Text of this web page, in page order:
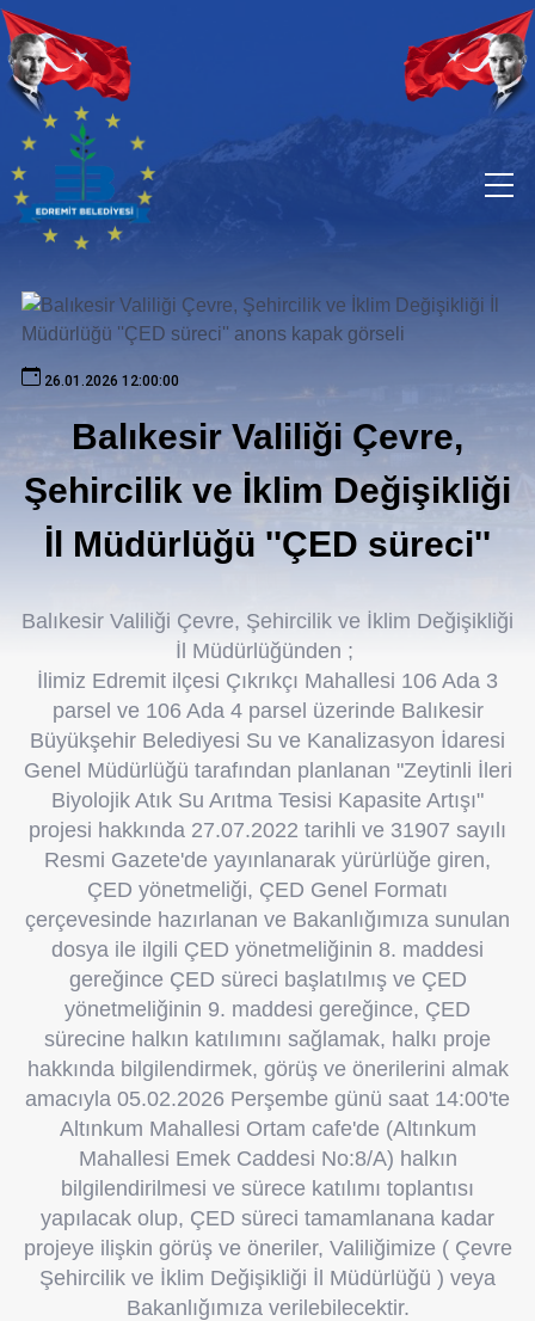
26.01.2026 12:00:00
Balıkesir Valiliği Çevre,
Şehircilik ve İklim Değişikliği
İl Müdürlüğü ''ÇED süreci''
Balıkesir Valiliği Çevre, Şehircilik ve İklim Değişikliği
İl Müdürlüğünden ;
İlimiz Edremit ilçesi Çıkrıkçı Mahallesi 106 Ada 3
parsel ve 106 Ada 4 parsel üzerinde Balıkesir
Büyükşehir Belediyesi Su ve Kanalizasyon İdaresi
Genel Müdürlüğü tarafından planlanan "Zeytinli İleri
Biyolojik Atık Su Arıtma Tesisi Kapasite Artışı"
projesi hakkında 27.07.2022 tarihli ve 31907 sayılı
Resmi Gazete'de yayınlanarak yürürlüğe giren,
ÇED yönetmeliği, ÇED Genel Formatı
çerçevesinde hazırlanan ve Bakanlığımıza sunulan
dosya ile ilgili ÇED yönetmeliğinin 8. maddesi
gereğince ÇED süreci başlatılmış ve ÇED
yönetmeliğinin 9. maddesi gereğince, ÇED
sürecine halkın katılımını sağlamak, halkı proje
hakkında bilgilendirmek, görüş ve önerilerini almak
amacıyla 05.02.2026 Perşembe günü saat 14:00'te
Altınkum Mahallesi Ortam cafe'de (Altınkum
Mahallesi Emek Caddesi No:8/A) halkın
bilgilendirilmesi ve sürece katılımı toplantısı
yapılacak olup, ÇED süreci tamamlanana kadar
projeye ilişkin görüş ve öneriler, Valiliğimize ( Çevre
Şehircilik ve İklim Değişikliği İl Müdürlüğü ) veya
Bakanlığımıza verilebilecektir.